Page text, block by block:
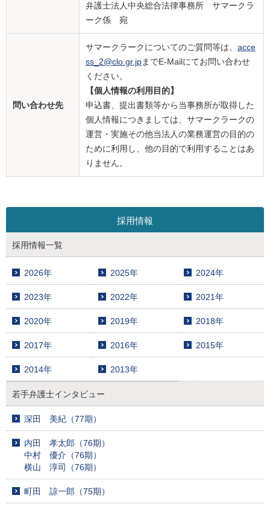
弁護士法人中央総合法律事務所 サマークラ
ーク係 宛
問い合わせ先
サマークラークについてのご質問等は、 acce
ss_2@clo.gr.jpまでE-Mailにてお問い合わせ
ください。
【個人情報の利用目的】
申込書、提出書類等から当事務所が取得した
個人情報につきましては、サマークラークの
運営・実施その他当法人の業務運営の目的の
ために利用し、他の目的で利用することはあ
りません。
採用情報
採用情報一覧
2026年 2025年 2024年
2023年 2022年 2021年
2020年 2019年 2018年
2017年 2016年 2015年
2014年 2013年
若手弁護士インタビュー
深田 美紀（77期）
内田 孝太郎（76期）
中村 優介（76期）
横山 淳司（76期）
町田 諒一郎（75期）